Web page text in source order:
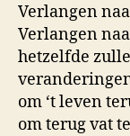
Verlangen
Verlangen
hetzelfde
om ‘t leven
om terug vat